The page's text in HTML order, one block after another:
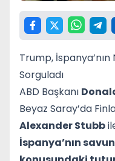
Trump, İspanya’nın
Sorguladı
ABD Başkanı
Beyaz Saray’da
Alexander Stubb
İspanya’nın